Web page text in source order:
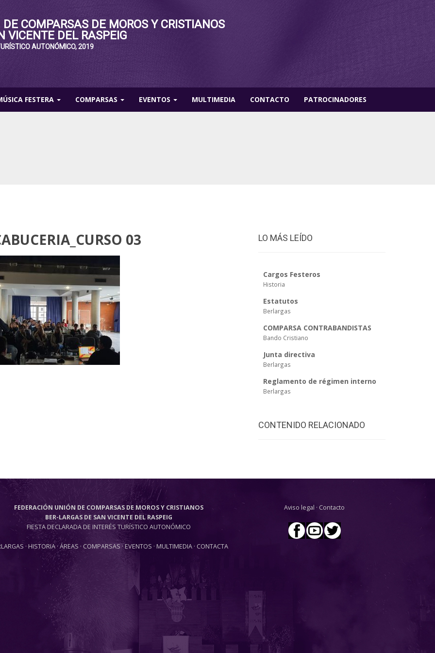
COMPARSAS DE MOROS Y CRISTIANOS
VICENTE DEL RASPEIG
AUTONÓMICO, 2019
FESTERA COMPARSAS EVENTOS MULTIMEDIA CONTACTO PATROCINADORES
03 LO MÁS LEÍDO
Cargos Festeros
Historia
Estatutos
Berlargas
COMPARSA CONTRABANDISTAS
Bando Cristiano
Junta directiva
Berlargas
Reglamento de régimen interno
Berlargas
CONTENIDO RELACIONADO
FEDERACIÓN UNIÓN DE COMPARSAS DE MOROS Y CRISTIANOS
BER-LARGAS DE SAN VICENTE DEL RASPEIG
FIESTA DECLARADA DE INTERÉS TURÍSTICO AUTONÓMICO
·HISTORIA· ÁREAS · COMPARSAS ·EVENTOS · MULTIMEDIA· CONTACTA
Aviso legal · Contacto